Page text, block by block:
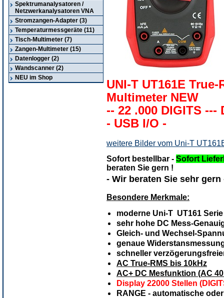
Spektrumanalysatoren /
Netzwerkanalysatoren VNA
Stromzangen-Adapter (3)
Temperaturmessgeräte (11)
Tisch-Multimeter (7)
Zangen-Multimeter (15)
Datenlogger (2)
Wandscanner (2)
NEU im Shop
UNI-T UT161E
Multimeter NEW
-- 22 .000 DIGITS ---
- USB I/O -
weitere Bilder vom Uni-T
Sofort bestellbar - Sofort
beraten Sie gern !
- Wir beraten Sie sehr gern
Besondere Merkmale:
moderne Uni-T UT161
sehr hohe DC Mess-
Gleich- und Wechsel-
genaue
schneller
AC True-RMS bis 10kHz
AC+ DC Mesfunktion (AC
Display 22000 Stellen
RANGE - automatische